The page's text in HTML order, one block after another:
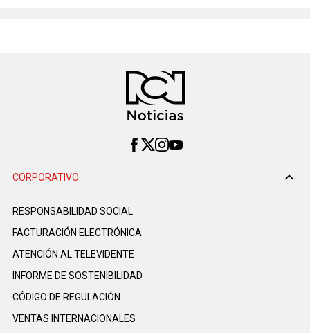
CORPORATIVO
RESPONSABILIDAD SOCIAL
FACTURACIÓN ELECTRÓNICA
ATENCIÓN AL TELEVIDENTE
INFORME DE SOSTENIBILIDAD
CÓDIGO DE REGULACIÓN
VENTAS INTERNACIONALES